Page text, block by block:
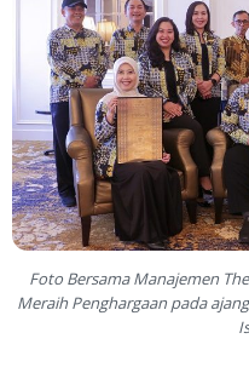
Foto Bersama Manajemen
Meraih Penghargaan pada